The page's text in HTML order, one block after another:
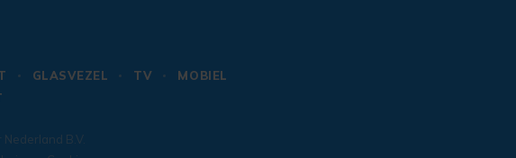
GLASVEZEL TV
MOBIEL
Nederland B.V.